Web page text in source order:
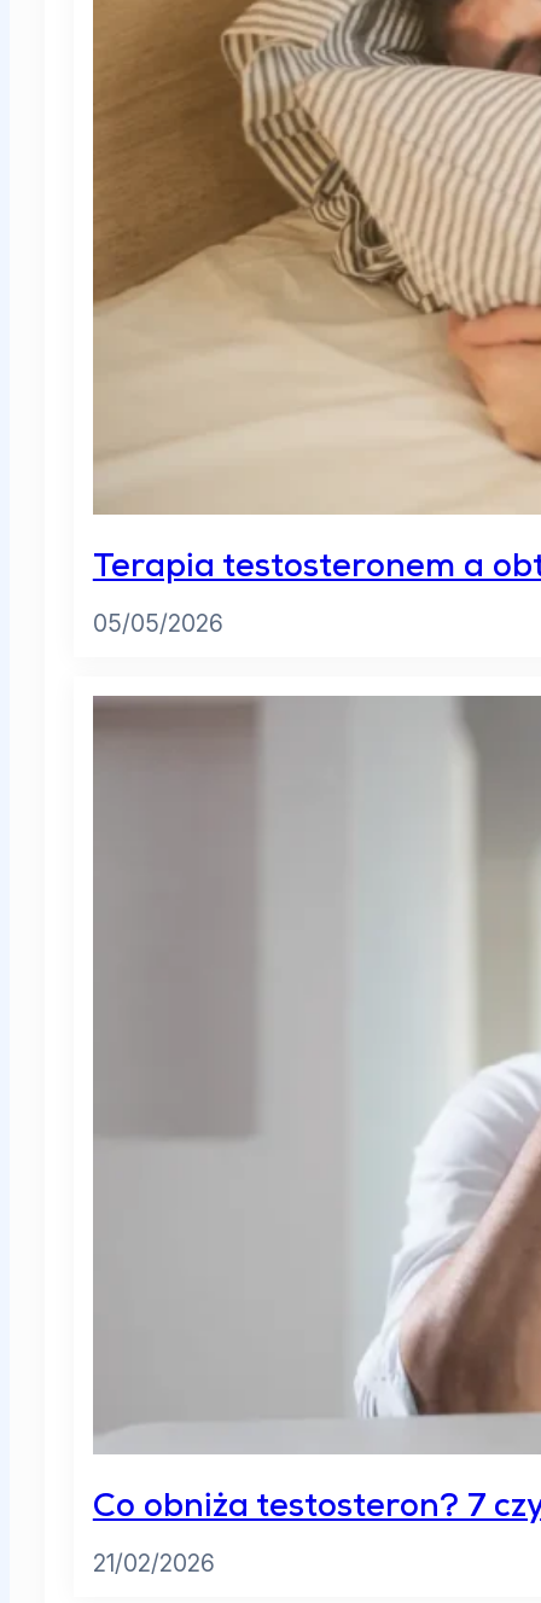
Terapia testosteronem a
05/05/2026
Co obniża testosteron? 7
21/02/2026